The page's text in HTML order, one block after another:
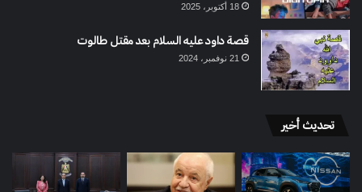
18 أكتوبر، 2025
قصة داود عليه السلام بعد مقتل طالوت
21 نوفمبر، 2024
تحديث أخير